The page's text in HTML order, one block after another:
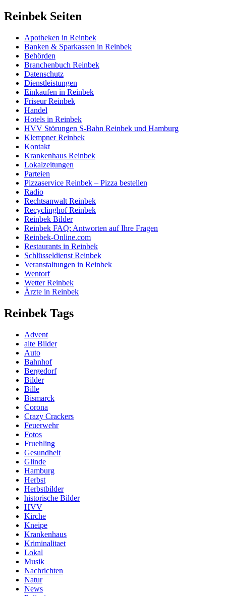
Reinbek Seiten
Apotheken in Reinbek
Banken & Sparkassen in Reinbek
Behörden
Branchenbuch Reinbek
Datenschutz
Dienstleistungen
Einkaufen in Reinbek
Friseur Reinbek
Handel
Hotels in Reinbek
HVV Störungen S-Bahn Reinbek und Hamburg
Klempner Reinbek
Kontakt
Krankenhaus Reinbek
Lokalzeitungen
Parteien
Pizzaservice Reinbek – Pizza bestellen
Radio
Rechtsanwalt Reinbek
Recyclinghof Reinbek
Reinbek Bilder
Reinbek FAQ: Antworten auf Ihre Fragen
Reinbek-Online.com
Restaurants in Reinbek
Schlüsseldienst Reinbek
Veranstaltungen in Reinbek
Wentorf
Wetter Reinbek
Ärzte in Reinbek
Reinbek Tags
Advent
alte Bilder
Auto
Bahnhof
Bergedorf
Bilder
Bille
Bismarck
Corona
Crazy Crackers
Feuerwehr
Fotos
Fruehling
Gesundheit
Glinde
Hamburg
Herbst
Herbstbilder
historische Bilder
HVV
Kirche
Kneipe
Krankenhaus
Kriminalitaet
Lokal
Musik
Nachrichten
Natur
News